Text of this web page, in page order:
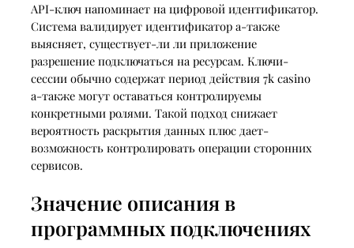
API-ключ напоминает на цифровой идентификатор.
Система валидирует идентификатор а-также
выясняет, существует-ли ли приложение
разрешение подключаться на ресурсам. Ключи-
сессии обычно содержат период действия 7k casino
а-также могут оставаться контролируемы
конкретными ролями. Такой подход снижает
вероятность раскрытия данных плюс дает-
возможность контролировать операции сторонних
сервисов.
Значение описания в
программных подключениях